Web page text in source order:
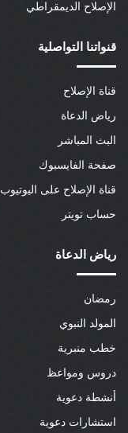
الإصلاح الديمقراطي
قنواتنا التواصلية
قناة الإصلاح
رياض الدعاة
البث المباشر
صفحة الفايسبوك
قناة الإصلاح على اليوتيوب
حساب تويتر
رياض الدعاة
رمضان
المولد النبوي
خطب منبرية
دروس ومواعظ
أنشطة دعوية
استشارات دعوية